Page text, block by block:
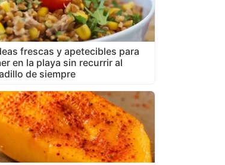
frescas y apetecibles para
en la playa sin recurrir al
de siempre